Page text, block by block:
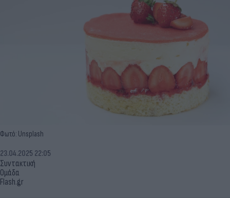
Φωτό: Unsplash
Συντακτική
Ομάδα
Flash.gr
23.04.2025 22:05